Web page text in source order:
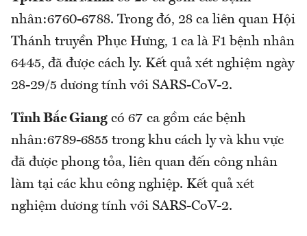
nhân:6760-6788. Trong đó, 28 ca liên quan Hội
Thánh truyền Phục Hưng, 1 ca là F1 bệnh nhân
6445, đã được cách ly. Kết quả xét nghiệm ngày
28-29/5 dương tính với SARS-CoV-2.
Tỉnh Bắc Giang có 67 ca gồm các bệnh
nhân:6789-6855 trong khu cách ly và khu vực
đã được phong tỏa, liên quan đến công nhân
làm tại các khu công nghiệp. Kết quả xét
nghiệm dương tính với SARS-CoV-2.